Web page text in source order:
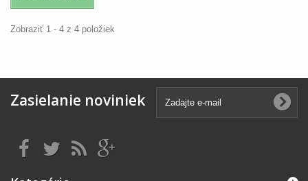
Zobraziť 1 - 4 z 4 položiek
Zasielanie noviniek